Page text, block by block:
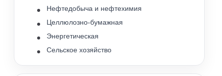
Нефтедобыча и нефтехимия
Целлюлозно-бумажная
Энергетическая
Сельское хозяйство